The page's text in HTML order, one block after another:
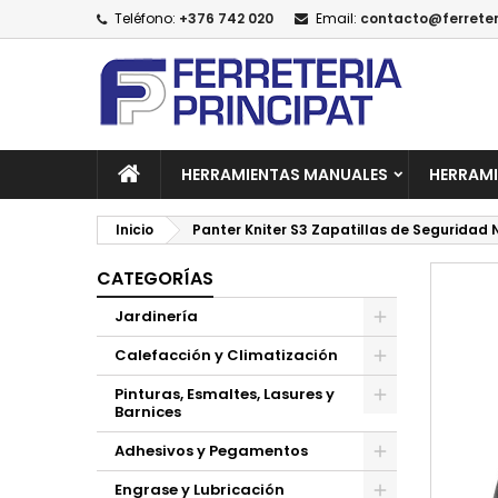
Teléfono: +376 742 020 Email:
HERRAMIENTAS MANUALES
Inicio Panter Kniter S3 Zapatillas de Seguridad
CATEGORÍAS
Jardinería
Calefacción y Climatización
Pinturas, Esmaltes, Lasures y
Barnices
Adhesivos y Pegamentos
Engrase y Lubricación